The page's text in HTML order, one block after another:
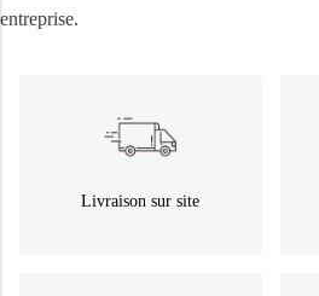
entreprise.
Livraison sur site